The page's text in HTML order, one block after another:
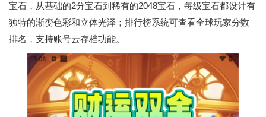
宝石，从基础的2分宝石到稀有的2048宝石，每级宝石都设计有
独特的渐变色彩和立体光泽；排行榜系统可查看全球玩家分数
排名，支持账号云存档功能。